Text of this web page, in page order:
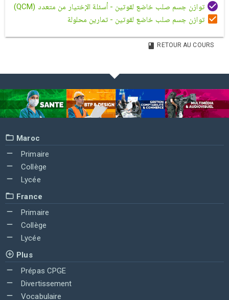
توازن جسم صلب خاضع لقوتين - أسئلة الإختيار من متعدد (QCM)
توازن جسم صلب خاضع لقوتين - تمارين محلولة
RETOUR AU COURS
Maroc
Primaire
Collège
Lycée
France
Primaire
Collège
Lycée
Plus
Prépas CPGE
Divertissement
Vocabulaire